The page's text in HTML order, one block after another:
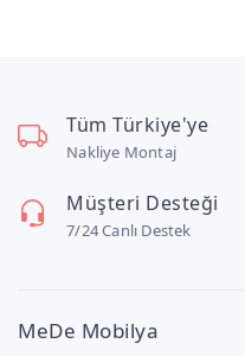
Tüm Türkiye'ye
Nakliye Montaj
Müşteri Desteği
7/24 Canlı Destek
MeDe Mobilya